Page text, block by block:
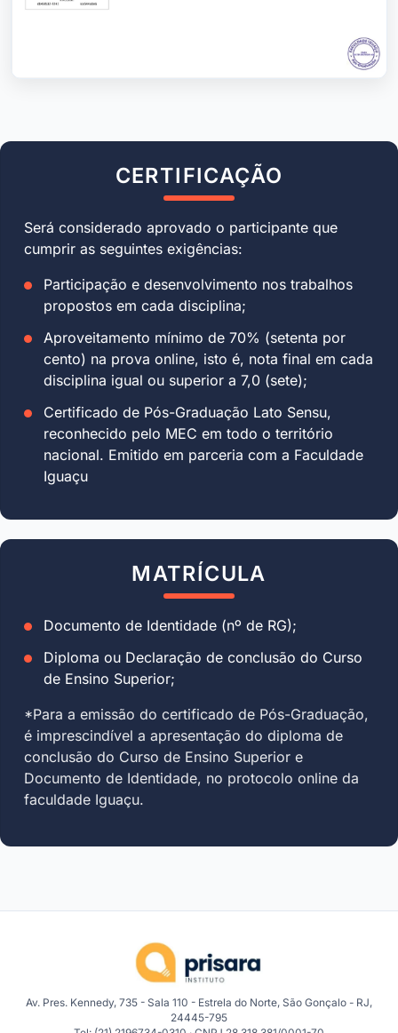
CERTIFICAÇÃO
Será considerado aprovado o participante que
cumprir as seguintes exigências:
Participação e desenvolvimento nos trabalhos
propostos em cada disciplina;
Aproveitamento mínimo de 70% (setenta por
cento) na prova online, isto é, nota final em cada
disciplina igual ou superior a 7,0 (sete);
Certificado de Pós-Graduação Lato Sensu,
reconhecido pelo MEC em todo o território
nacional. Emitido em parceria com a Faculdade
Iguaçu
MATRÍCULA
Documento de Identidade (nº de RG);
Diploma ou Declaração de conclusão do Curso
de Ensino Superior;
*Para a emissão do certificado de Pós-Graduação,
é imprescindível a apresentação do diploma de
conclusão do Curso de Ensino Superior e
Documento de Identidade, no protocolo online da
faculdade Iguaçu.
Av. Pres. Kennedy, 735 - Sala 110 - Estrela do Norte, São Gonçalo - RJ,
24445-795